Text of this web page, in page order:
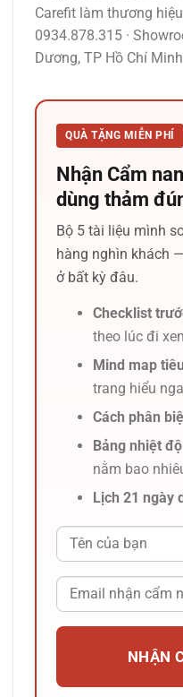
Carefit làm thương
0934.878.315 ·
Dương, TP Hồ Chí Minh
QUÀ TẶNG MIỄN PHÍ
Nhận Cẩm
dùng thảm
Bộ 5 tài liệu mình
hàng nghìn khách
ở bất kỳ đâu.
Checklist
theo lúc đi
Mind map
trang hiểu
Cách phân
Bảng nhiệt
nằm bao
Lịch 21 ngày
NHẬN